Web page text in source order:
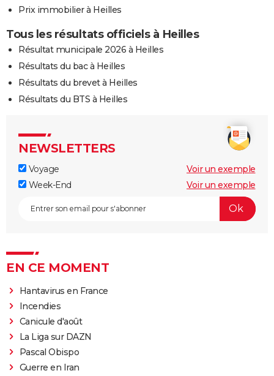
Prix immobilier à Heilles
Tous les résultats officiels à Heilles
Résultat municipale 2026 à Heilles
Résultats du bac à Heilles
Résultats du brevet à Heilles
Résultats du BTS à Heilles
NEWSLETTERS
Voyage
Voir un exemple
Week-End
Voir un exemple
EN CE MOMENT
Hantavirus en France
Incendies
Canicule d'août
La Liga sur DAZN
Pascal Obispo
Guerre en Iran